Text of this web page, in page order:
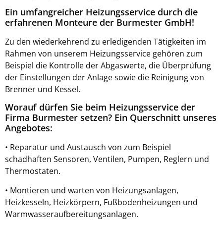
Ein umfangreicher Heizungsservice durch die
erfahrenen Monteure der Burmester GmbH!
Zu den wiederkehrend zu erledigenden Tätigkeiten im
Rahmen von unserem Heizungsservice gehören zum
Beispiel die Kontrolle der Abgaswerte, die Überprüfung
der Einstellungen der Anlage sowie die Reinigung von
Brenner und Kessel.
Worauf dürfen Sie beim Heizungsservice der
Firma Burmester setzen? Ein Querschnitt unseres
Angebotes:
• Reparatur und Austausch von zum Beispiel
schadhaften Sensoren, Ventilen, Pumpen, Reglern und
Thermostaten.
• Montieren und warten von Heizungsanlagen,
Heizkesseln, Heizkörpern, Fußbodenheizungen und
Warmwasseraufbereitungsanlagen.